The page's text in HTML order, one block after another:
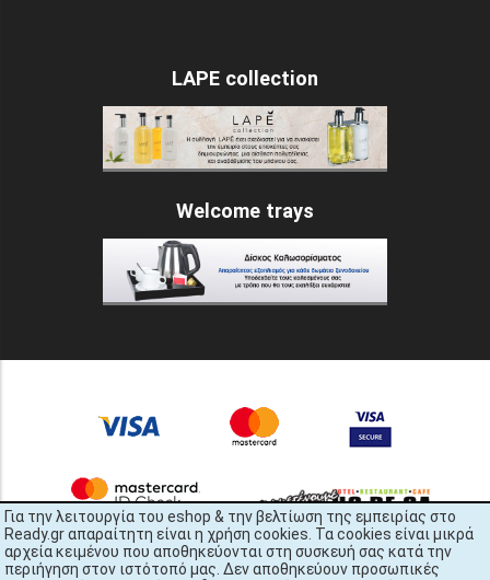
Για την λειτουργία του eshop & την βελτίωση της εμπειρίας στο
Ready.gr απαραίτητη είναι η χρήση cookies. Τα cookies είναι μικρά
αρχεία κειμένου που αποθηκεύονται στη συσκευή σας κατά την
περιήγηση στον ιστότοπό μας. Δεν αποθηκεύουν προσωπικές
LAPE collection
Welcome trays